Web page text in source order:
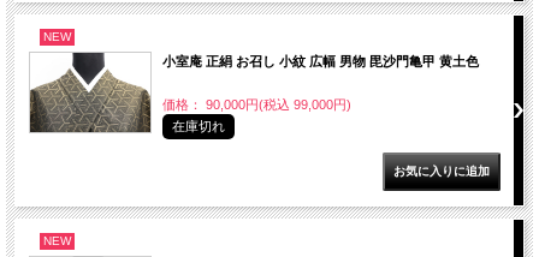
NEW
小室庵 正絹 お召し 小紋 広幅 男物 毘沙門亀甲 黄土色
価格： 90,000円(税込 99,000円)
在庫切れ
NEW